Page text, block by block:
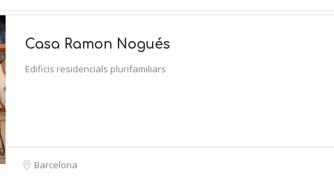
Casa Ramon Nogués
Edificis residencials plurifamiliars
Barcelona